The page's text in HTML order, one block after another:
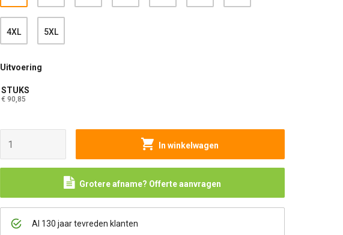
4XL 5XL
Uitvoering
STUKS
€ 90,85
In winkelwagen
Grotere afname? Offerte aanvragen
Al 130 jaar tevreden klanten